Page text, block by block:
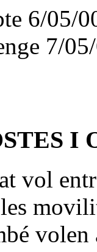
00:
00:
I
vol